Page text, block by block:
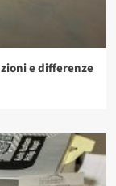
e differenze